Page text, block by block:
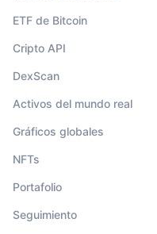
ETF de Bitcoin
Cripto API
DexScan
Activos del mundo real
Gráficos globales
NFTs
Portafolio
Seguimiento